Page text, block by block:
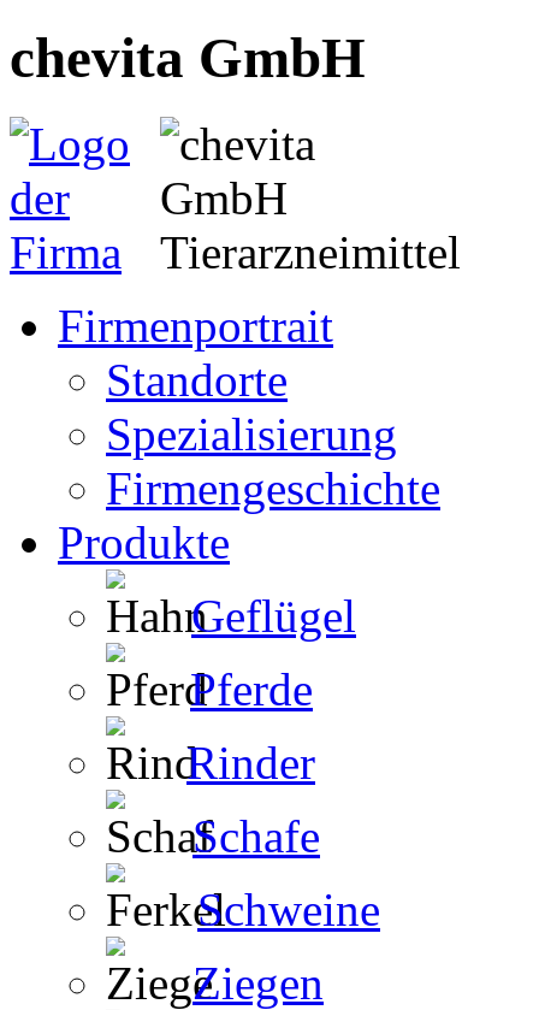
chevita GmbH
Firmenportrait
Standorte
Spezialisierung
Firmengeschichte
Produkte
Geflügel
Pferde
Rinder
Schafe
Schweine
Ziegen